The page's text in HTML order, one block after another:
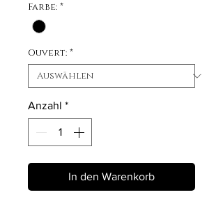
Farbe: *
Ouvert: *
Anzahl *
In den Warenkorb